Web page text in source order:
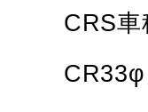
CRS車
CR33φ